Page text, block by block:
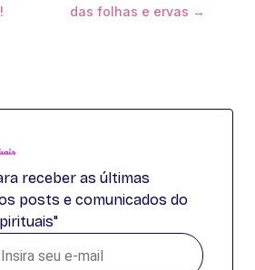
das folhas e ervas →
receber as últimas
posts e comunicados do